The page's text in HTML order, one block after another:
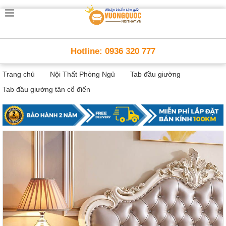
Trang
Thông
Minh
Nội
thất
minh
Nội
Hotline: 0936 320 777
Trang chủ Nội Thất Phòng Ngủ
Tab đầu giường
Tab đầu giường tân cổ điển